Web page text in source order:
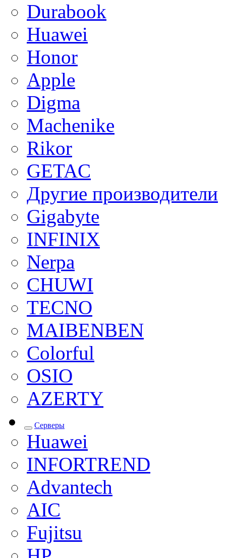
Durabook
Huawei
Honor
Apple
Digma
Machenike
Rikor
GETAC
Другие производители
Gigabyte
INFINIX
Nerpa
CHUWI
TECNO
MAIBENBEN
Colorful
OSIO
AZERTY
Серверы
Huawei
INFORTREND
Advantech
AIC
Fujitsu